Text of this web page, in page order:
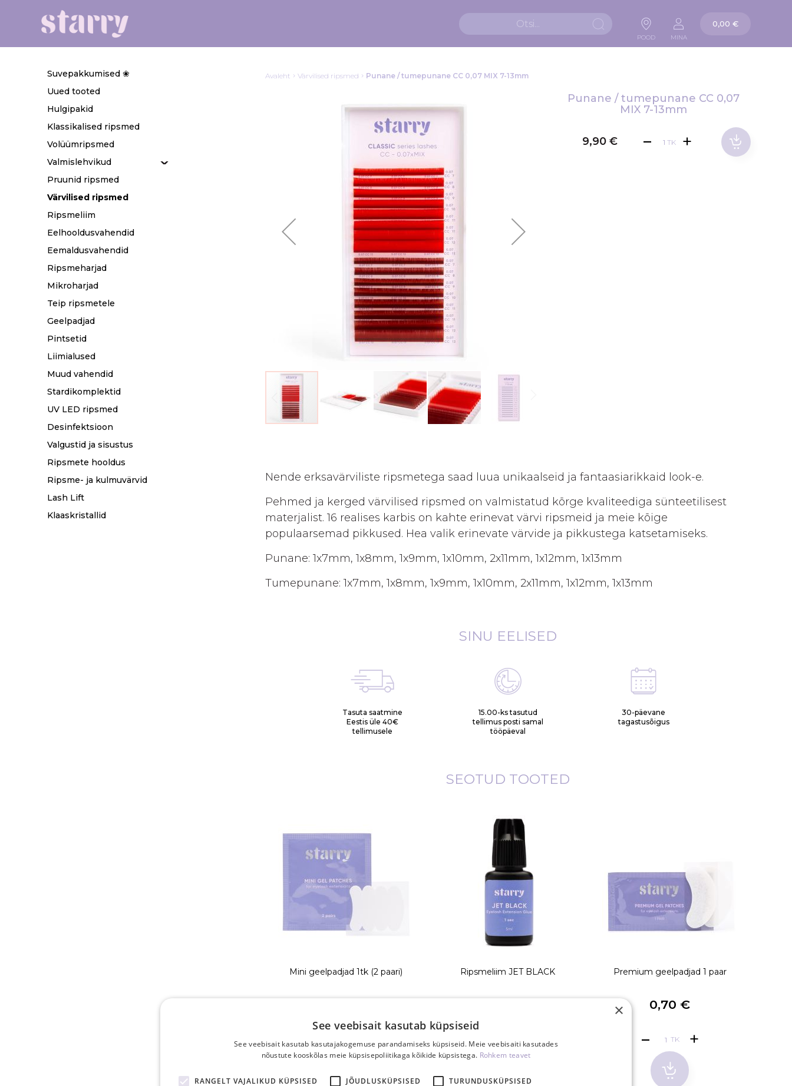
POOD MINA
Ostukorv
0,00 €
Suvepakkumised ❀
Uued tooted
Hulgipakid
Klassikalised ripsmed
Volüümripsmed
Valmislehvikud
Pruunid ripsmed
Värvilised ripsmed
Ripsmeliim
Eelhooldusvahendid
Eemaldusvahendid
Ripsmeharjad
Mikroharjad
Teip ripsmetele
Geelpadjad
Pintsetid
Liimialused
Muud vahendid
Stardikomplektid
UV LED ripsmed
Desinfektsioon
Valgustid ja sisustus
Ripsmete hooldus
Ripsme- ja kulmuvärvid
Lash Lift
Klaaskristallid
beginning
the
images
gallery
Punane / tumepunane CC 0,07
MIX 7-13mm
Avaleht Värvilised ripsmed Punane / tumepunane CC 0,07 MIX 7-13mm
9,90 € TK
Nende erksavärviliste ripsmetega saad luua unikaalseid ja fantaasiarikkaid look-e.
Pehmed ja kerged värvilised ripsmed on valmistatud kõrge kvaliteediga sünteetilisest
materjalist. 16 realises karbis on kahte erinevat värvi ripsmeid ja meie kõige
populaarsemad pikkused. Hea valik erinevate värvide ja pikkustega katsetamiseks.
Punane: 1x7mm, 1x8mm, 1x9mm, 1x10mm, 2x11mm, 1x12mm, 1x13mm
Tumepunane: 1x7mm, 1x8mm, 1x9mm, 1x10mm, 2x11mm, 1x12mm, 1x13mm
SINU EELISED
Tasuta saatmine
Eestis üle 40€
tellimusele
15.00-ks tasutud
tellimus posti samal
tööpäeval
30-päevane
tagastusõigus
SEOTUD TOOTED
Mini geelpadjad 1tk (2 paari) Ripsmeliim JET BLACK
TK
Premium geelpadjad 1 paar
0,70 €
TK
×
See veebisait kasutab küpsiseid
See veebisait kasutab kasutajakogemuse parandamiseks küpsiseid. Meie veebisaiti kasutades
nõustute kooskõlas meie küpsisepoliitikaga kõikide küpsistega. Rohkem teavet
RANGELT VAJALIKUD KÜPSISED JÕUDLUSKÜPSISED TURUNDUSKÜPSISED